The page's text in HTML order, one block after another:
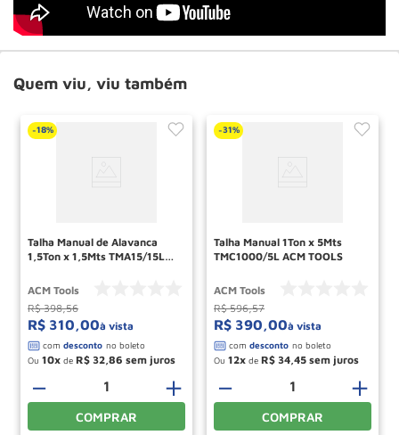
Quem viu, viu também
-18%
Talha Manual de Alavanca
1,5Ton x 1,5Mts TMA15/15L
ACM Tools
R$ 398,56
R$ 310,00à vista
Ou 10 de R$ 32 86
＋
－
COMPRAR
-31%
Talha Manual 1Ton x 5Mts
TMC1000/5L ACM TOOLS
ACM Tools
R$ 596,57
R$ 390,00à vista
Ou 12 de R$ 34 45
＋
－
COMPRAR